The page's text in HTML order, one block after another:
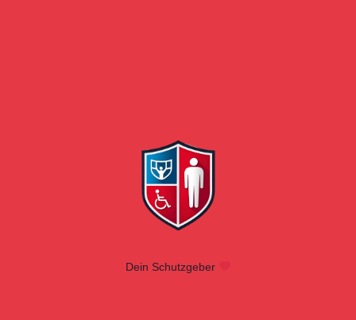
Dein Schutzgeber